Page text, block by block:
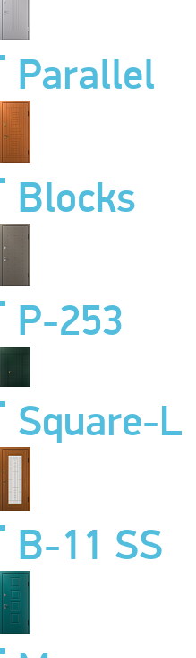
Parallel
Blocks
P-253
Square-L
B-11 SS